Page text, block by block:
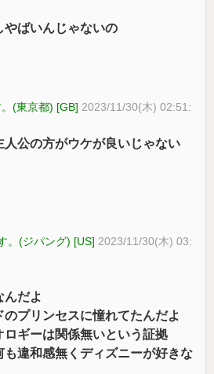
やばいんじゃないの
(東京都) [GB] 2023/11/30(木) 02:51:
公の方がウケが良いじゃない
。(ジパング) [US] 2023/11/30(木) 03:
んだよ
プリンセスに憧れてたんだよ
ギーは関係無いという証拠
違和感無くディズニーが好きな